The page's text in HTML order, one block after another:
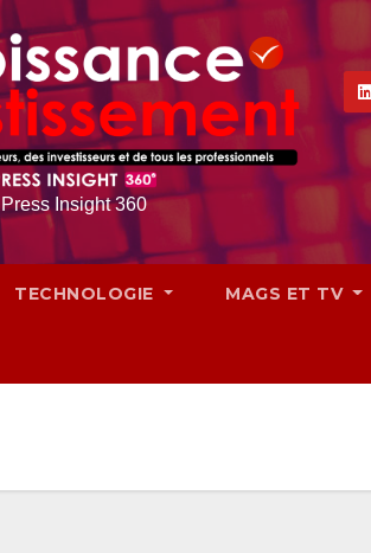
Press Insight 360
TECHNOLOGIE MAGS ET TV